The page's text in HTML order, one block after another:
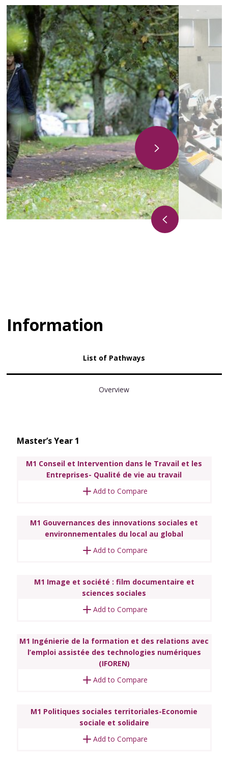
Information
List of Pathways
Overview
Master’s Year 1
M1 Conseil et Intervention dans le Travail et les
Entreprises- Qualité de vie au travail
Add to Compare
M1 Gouvernances des innovations sociales et
environnementales du local au global
Add to Compare
M1 Image et société : film documentaire et
sciences sociales
Add to Compare
M1 Ingénierie de la formation et des relations avec
l’emploi assistée des technologies numériques
(IFOREN)
Add to Compare
M1 Politiques sociales territoriales-Economie
sociale et solidaire
Add to Compare